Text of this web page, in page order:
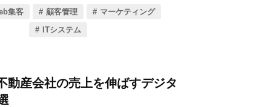
しまうと、他社へ流れてしまい、せっかく獲得
ったり、定期的に電話をかけたりしていまし
した。
集客 顧客管理
マーケティング
ITシステム
動産会社の売上を伸ばすデジタ